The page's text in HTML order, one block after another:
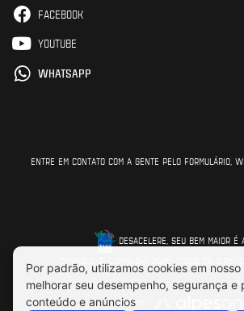
FACEBOOK
YOUTUBE
WHATSAPP
ENTRE EM CONTATO COM A GENTE PELO FORMULÁRIO,
DESACELERE, SEU BEM MAIOR É
Feito por: